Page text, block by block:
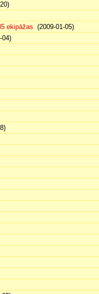
ekipāžas (2009-01-05)
04)